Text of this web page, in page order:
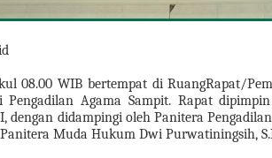
08.00 WIB bertempat di RuangRapat/
Pengadilan Agama Sampit. Rapat
dengan didampingi oleh Panitera
Panitera Muda Hukum Dwi Purwatiningsih,